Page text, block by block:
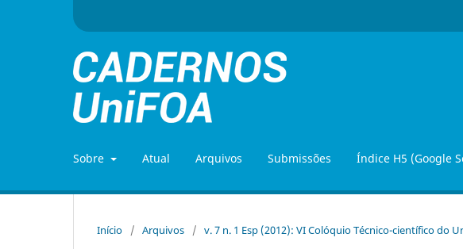
Sobre Atual Arquivos Submissões Índice H5 (Google
Início / Arquivos / v. 7 n. 1 Esp (2012): VI Colóquio Técnico-científico do